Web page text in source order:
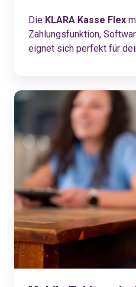
Die KLARA Kasse Flex
Zahlungsfunktion,
eignet sich perfekt für